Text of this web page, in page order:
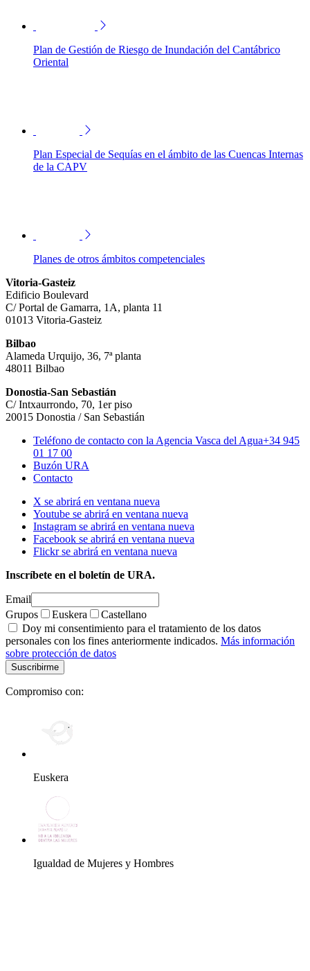
Plan de Gestión de Riesgo de Inundación del Cantábrico
Oriental
Plan Especial de Sequías en el ámbito de las Cuencas Internas
de la CAPV
Planes de otros ámbitos competenciales
Vitoria-Gasteiz
Edificio Boulevard
C/ Portal de Gamarra, 1A, planta 11
01013 Vitoria-Gasteiz
Bilbao
Alameda Urquijo, 36, 7ª planta
48011 Bilbao
Donostia-San Sebastián
C/ Intxaurrondo, 70, 1er piso
20015 Donostia / San Sebastián
Teléfono de contacto con la Agencia Vasca del Agua+34 945
01 17 00
Buzón URA
Contacto
X se abrirá en ventana nueva
Youtube se abrirá en ventana nueva
Instagram se abrirá en ventana nueva
Facebook se abrirá en ventana nueva
Flickr se abrirá en ventana nueva
Inscríbete en el boletín de URA.
Email
Grupos
Euskera
Castellano
Doy mi consentimiento para el tratamiento de los datos
personales con los fines anteriormente indicados. Más información
sobre protección de datos
Compromiso con:
Euskera
Igualdad de Mujeres y Hombres